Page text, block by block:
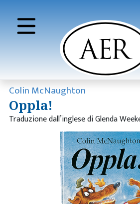
Colin McNaughton
Oppla!
Traduzione dall’inglese di Glenda